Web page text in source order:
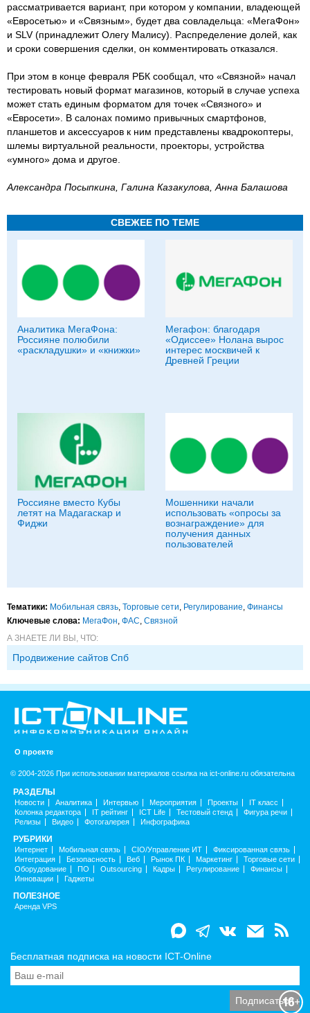
рассматривается вариант, при котором у компании, владеющей
«Евросетью» и «Связным», будет два совладельца: «МегаФон»
и SLV (принадлежит Олегу Малису). Распределение долей, как
и сроки совершения сделки, он комментировать отказался.
При этом в конце февраля РБК сообщал, что «Связной» начал
тестировать новый формат магазинов, который в случае успеха
может стать единым форматом для точек «Связного» и
«Евросети». В салонах помимо привычных смартфонов,
планшетов и аксессуаров к ним представлены квадрокоптеры,
шлемы виртуальной реальности, проекторы, устройства
«умного» дома и другое.
Александра Посыпкина, Галина Казакулова, Анна Балашова
СВЕЖЕЕ ПО ТЕМЕ
Аналитика МегаФона:
Россияне полюбили
«раскладушки» и «книжки»
Мегафон: благодаря
«Одиссее» Нолана вырос
интерес москвичей к
Древней Греции
Россияне вместо Кубы
летят на Мадагаскар и
Фиджи
Мошенники начали
использовать «опросы за
вознаграждение» для
получения данных
пользователей
Тематики: Мобильная связь Торговые сети Регулирование Финансы
Ключевые слова: МегаФон ФАС Связной
А ЗНАЕТЕ ЛИ ВЫ, ЧТО:
Продвижение сайтов Спб
О проекте
© 2004-2026 При использовании материалов ссылка на ict-online.ru обязательна
РАЗДЕЛЫ
Новости Аналитика Интервью Мероприятия Проекты
IT класс
Колонка редактора
IT рейтинг ICT Life Тестовый стенд
Фигура речи
Релизы
Видео Фотогалерея Инфографика
РУБРИКИ
Интернет Мобильная связь CIO/Управление ИТ
Фиксированная связь
Интеграция
Безопасность Веб Рынок ПК Маркетинг
Торговые сети
Оборудование
ПО Outsourcing Кадры Регулирование
Финансы
Инновации
Гаджеты
ПОЛЕЗНОЕ
Аренда VPS
Бесплатная подписка на новости ICT-Online